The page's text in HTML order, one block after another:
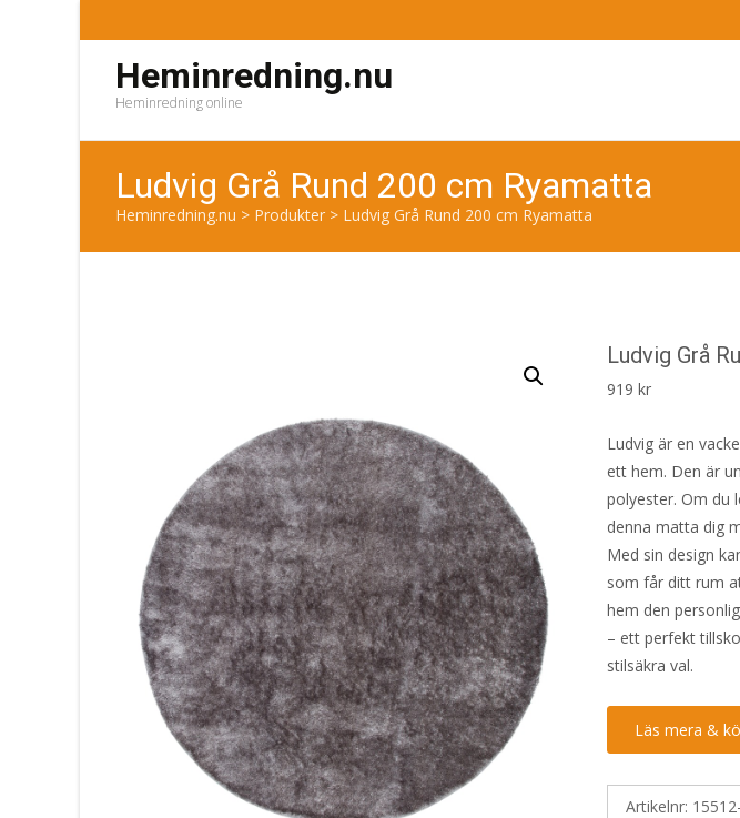
Heminredning.nu
Heminredning online
Ludvig Grå Rund 200 cm Ryamatta
Heminredning.nu > Produkter > Ludvig Grå Rund 200 cm Ryamatta
Ludvig Grå
919kr
Ludvig är en
ett hem. Den är
polyester. Om du
denna matta dig
Med sin design
som får ditt rum
hem den
– ett perfekt
stilsäkra val.
Läs mera &
Artikelnr: